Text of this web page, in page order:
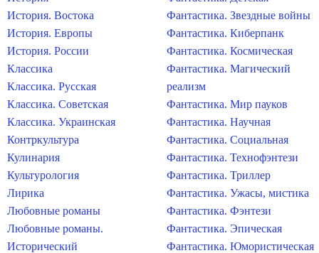
История. Востока
История. Европы
История. России
Классика
Классика. Русская
Классика. Советская
Классика. Украинская
Контркультура
Кулинария
Культурология
Лирика
Любовные романы
Любовные романы.
Исторический
Фантастика. Звездные войны
Фантастика. Киберпанк
Фантастика. Космическая
Фантастика. Магический
реализм
Фантастика. Мир пауков
Фантастика. Научная
Фантастика. Социальная
Фантастика. Технофэнтези
Фантастика. Триллер
Фантастика. Ужасы, мистика
Фантастика. Фэнтези
Фантастика. Эпическая
Фантастика. Юмористическая